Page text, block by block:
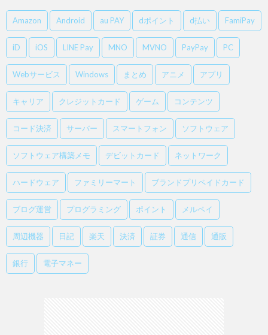
Amazon Android au PAY dポイント d払い FamiPay
iD iOS LINE Pay MNO MVNO PayPay PC
Webサービス Windows まとめ アニメ アプリ
キャリア クレジットカード ゲーム コンテンツ
コード決済 サーバー スマートフォン ソフトウェア
ソフトウェア構築メモ デビットカード ネットワーク
ハードウェア ファミリーマート ブランドプリペイドカード
ブログ運営 プログラミング ポイント メルペイ
周辺機器 日記 楽天 決済 証券 通信 通販
銀行 電子マネー